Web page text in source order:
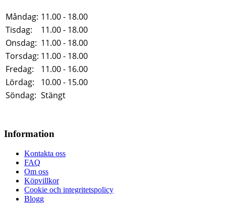
Måndag: 11.00 - 18.00
Tisdag:
11.00 - 18.00
Onsdag: 11.00 - 18.00
Torsdag: 11.00 - 18.00
Fredag:
11.00 - 16.00
Lördag:
10.00 - 15.00
Söndag: Stängt
Information
Kontakta oss
FAQ
Om oss
Köpvillkor
Cookie och integritetspolicy
Blogg